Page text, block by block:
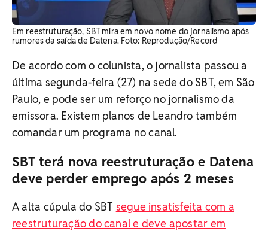
Em reestruturação, SBT mira em novo nome do jornalismo após
rumores da saída de Datena. Foto: Reprodução/Record
De acordo com o colunista, o jornalista passou a
última segunda-feira (27) na sede do SBT, em São
Paulo, e pode ser um reforço no jornalismo da
emissora. Existem planos de Leandro também
comandar um programa no canal.
SBT terá nova reestruturação e Datena
deve perder emprego após 2 meses
A alta cúpula do SBT segue insatisfeita com a
reestruturação do canal e deve apostar em